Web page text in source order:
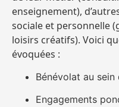
enseignement),
sociale et personnelle
loisirs créatifs). Voici
évoquées :
Bénévolat au sein
Engagements